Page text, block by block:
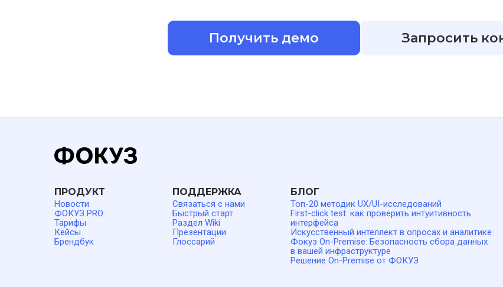
Получить демо Запросить
ПРОДУКТ
Новости
ФОКУЗ PRO
Тарифы
Кейсы
Брендбук
ПОДДЕРЖКА
Связаться с нами
Быстрый старт
Раздел Wiki
Презентации
Глоссарий
БЛОГ
Топ-20 методик UX/UI-исследований
First-click test: как проверить интуитивность
интерфейса
Искусственный интеллект в опросах и аналитике
Фокуз On-Premise: Безопасность сбора данных
в вашей инфраструктуре
Решение On-Premise от ФОКУЗ